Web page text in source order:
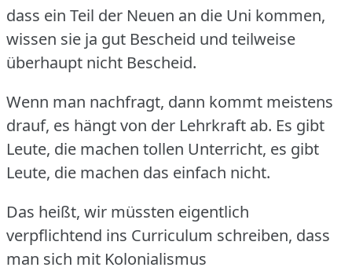
dass ein Teil der Neuen an die Uni kommen,
wissen sie ja gut Bescheid und teilweise
überhaupt nicht Bescheid.
Wenn man nachfragt, dann kommt meistens
drauf, es hängt von der Lehrkraft ab. Es gibt
Leute, die machen tollen Unterricht, es gibt
Leute, die machen das einfach nicht.
Das heißt, wir müssten eigentlich
verpflichtend ins Curriculum schreiben, dass
man sich mit Kolonialismus